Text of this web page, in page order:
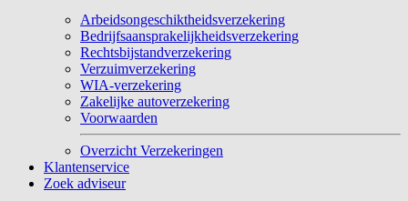
Arbeidsongeschiktheidsverzekering
Bedrijfsaansprakelijkheidsverzekering
Rechtsbijstandverzekering
Verzuimverzekering
WIA-verzekering
Zakelijke autoverzekering
Voorwaarden
Overzicht Verzekeringen
Klantenservice
Zoek adviseur